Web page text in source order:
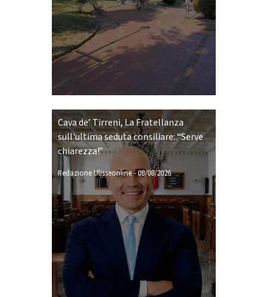
Cava de’ Tirreni, La Fratellanza
sull'ultima seduta consiliare: “Serve
chiarezza!”
Redazione Ulisseonline-08/08/2026